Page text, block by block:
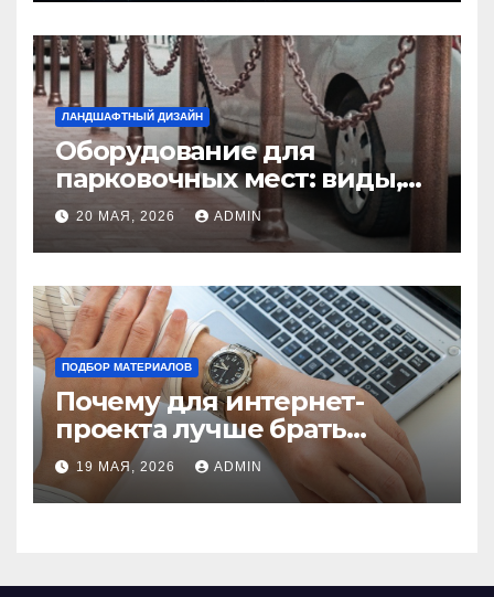
ЛАНДШАФТНЫЙ ДИЗАЙН
Оборудование для
парковочных мест: виды,
функции и нормы
установки
20 МАЯ, 2026 ADMIN
ПОДБОР МАТЕРИАЛОВ
Почему для интернет-
проекта лучше брать
отдельный сервер:
преимущества и ключевые
аспекты
19 МАЯ, 2026 ADMIN